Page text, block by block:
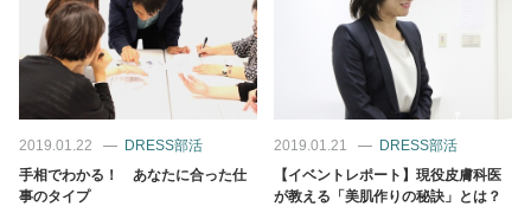
グルメ
トラベル
カルチャー/エンタメ
2019.01.22
DRESS部活
手相でわかる！ あなたに合った仕
事のタイプ
2019.01.21
DRESS部活
【イベントレポート】現役皮膚科医
が教える「美肌作りの秘訣」とは？